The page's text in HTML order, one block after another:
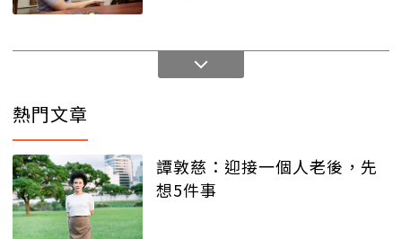
熱門文章
譚敦慈：迎接一個人老後，先
想5件事